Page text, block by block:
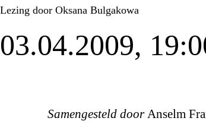
Lezing door Oksana Bulgakowa
03.04.2009,
Samengesteld door Anselm